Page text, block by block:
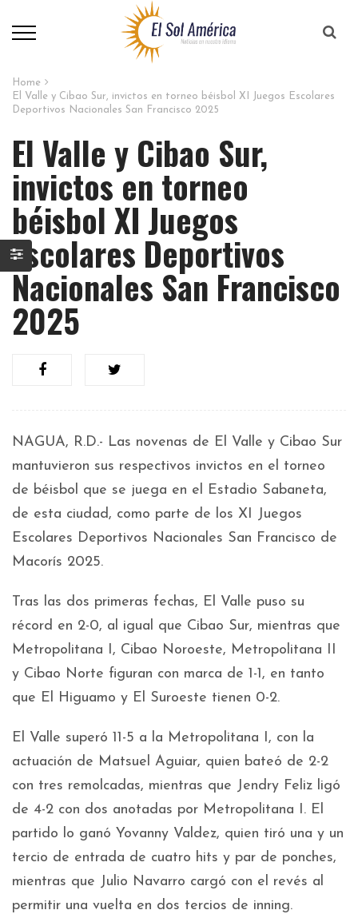
Home
El Valle y Cibao Sur, invictos en torneo béisbol XI Juegos Escolares
Deportivos Nacionales San Francisco 2025
El Valle y Cibao Sur,
invictos en torneo
béisbol XI Juegos
Escolares Deportivos
Nacionales San Francisco
2025
NAGUA, R.D.- Las novenas de El Valle y Cibao Sur
mantuvieron sus respectivos invictos en el torneo
de béisbol que se juega en el Estadio Sabaneta,
de esta ciudad, como parte de los XI Juegos
Escolares Deportivos Nacionales San Francisco de
Macorís 2025.
Tras las dos primeras fechas, El Valle puso su
récord en 2-0, al igual que Cibao Sur, mientras que
Metropolitana I, Cibao Noroeste, Metropolitana II
y Cibao Norte figuran con marca de 1-1, en tanto
que El Higuamo y El Suroeste tienen 0-2.
El Valle superó 11-5 a la Metropolitana I, con la
actuación de Matsuel Aguiar, quien bateó de 2-2
con tres remolcadas, mientras que Jendry Feliz ligó
de 4-2 con dos anotadas por Metropolitana I. El
partido lo ganó Yovanny Valdez, quien tiró una y un
tercio de entrada de cuatro hits y par de ponches,
mientras que Julio Navarro cargó con el revés al
permitir una vuelta en dos tercios de inning.